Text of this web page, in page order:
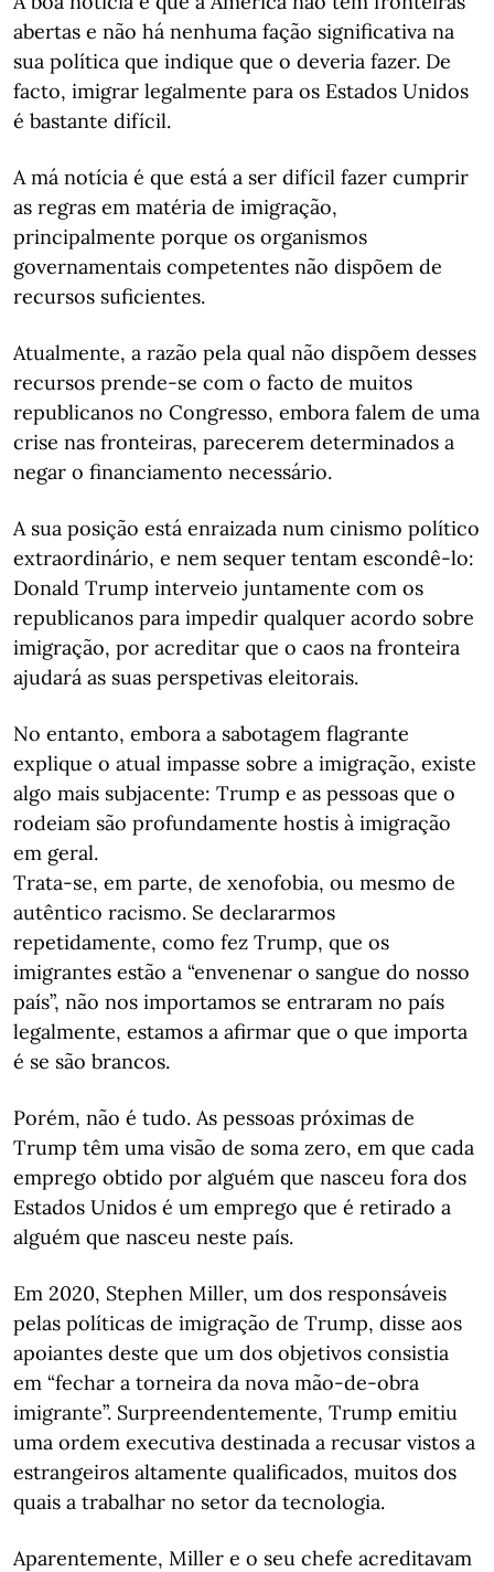
abertas e não há nenhuma fação significativa na
sua política que indique que o deveria fazer. De
facto, imigrar legalmente para os Estados Unidos
é bastante difícil.
A má notícia é que está a ser difícil fazer cumprir
as regras em matéria de imigração,
principalmente porque os organismos
governamentais competentes não dispõem de
recursos suficientes.
Atualmente, a razão pela qual não dispõem desses
recursos prende-se com o facto de muitos
republicanos no Congresso, embora falem de uma
crise nas fronteiras, parecerem determinados a
negar o financiamento necessário.
A sua posição está enraizada num cinismo político
extraordinário, e nem sequer tentam escondê-lo:
Donald Trump interveio juntamente com os
republicanos para impedir qualquer acordo sobre
imigração, por acreditar que o caos na fronteira
ajudará as suas perspetivas eleitorais.
No entanto, embora a sabotagem flagrante
explique o atual impasse sobre a imigração, existe
algo mais subjacente: Trump e as pessoas que o
rodeiam são profundamente hostis à imigração
em geral.
Trata-se, em parte, de xenofobia, ou mesmo de
autêntico racismo. Se declararmos
repetidamente, como fez Trump, que os
imigrantes estão a “envenenar o sangue do nosso
país”, não nos importamos se entraram no país
legalmente, estamos a afirmar que o que importa
é se são brancos.
Porém, não é tudo. As pessoas próximas de
Trump têm uma visão de soma zero, em que cada
emprego obtido por alguém que nasceu fora dos
Estados Unidos é um emprego que é retirado a
alguém que nasceu neste país.
Em 2020, Stephen Miller, um dos responsáveis
pelas políticas de imigração de Trump, disse aos
apoiantes deste que um dos objetivos consistia
em “fechar a torneira da nova mão-de-obra
imigrante”. Surpreendentemente, Trump emitiu
uma ordem executiva destinada a recusar vistos a
estrangeiros altamente qualificados, muitos dos
quais a trabalhar no setor da tecnologia.
Aparentemente, Miller e o seu chefe acreditavam